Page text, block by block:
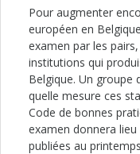
Pour augmenter
européen en
examen par les
institutions qui
Belgique. Un groupe
quelle mesure ces
Code de bonnes
examen donnera
publiées au